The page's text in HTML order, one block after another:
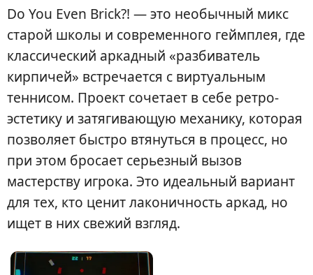
Do You Even Brick?! — это необычный микс
старой школы и современного геймплея, где
классический аркадный «разбиватель
кирпичей» встречается с виртуальным
теннисом. Проект сочетает в себе ретро-
эстетику и затягивающую механику, которая
позволяет быстро втянуться в процесс, но
при этом бросает серьезный вызов
мастерству игрока. Это идеальный вариант
для тех, кто ценит лаконичность аркад, но
ищет в них свежий взгляд.